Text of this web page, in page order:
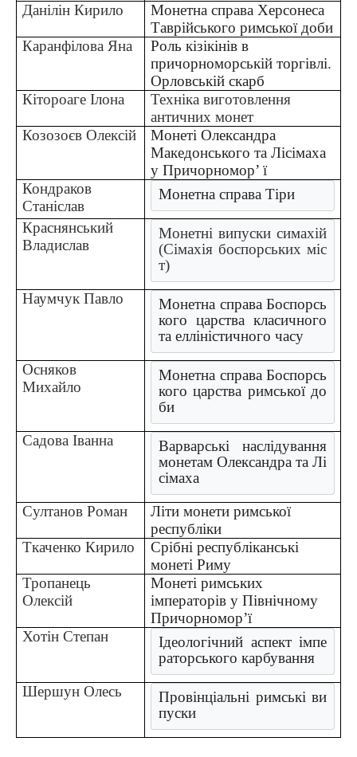
Данілін Кирило
Монетна справа Херсонеса
Таврійського римської доби
Каранфілова Яна
Роль кізікінів в
причорноморській торгівлі.
Орловській скарб
Кітороаге Ілона
Техніка виготовлення
античних монет
Козозоєв Олексій
Монеті Олександра
Македонського та Лісімаха
у Причорномор’ ї
Кондраков
Станіслав
Монетна справа Тіри
Краснянський
Владислав
Монетні випуски симахій
(Сімахія боспорських міс
т)
Наумчук Павло
Монетна справа Боспорсь
кого царства класичного
та елліністичного часу
Осняков
Михайло
Монетна справа Боспорсь
кого царства римської до
би
Садова Іванна
Варварські наслідування
монетам Олександра та Лі
сімаха
Султанов Роман
Літи монети римської
республіки
Ткаченко Кирило
Срібні республіканські
монеті Риму
Тропанець
Олексій
Монеті римських
імператорів у Північному
Причорномор’ї
Хотін Степан
Ідеологічний аспект імпе
раторського карбування
Шершун Олесь
Провінціальні римські ви
пуски